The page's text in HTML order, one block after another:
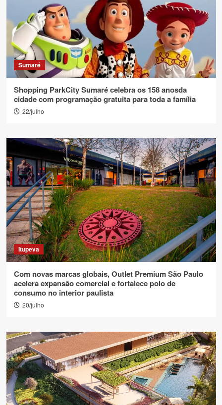
Sumaré
Shopping ParkCity Sumaré celebra os 158 anosda
cidade com programação gratuita para toda a família
22/julho
Itupeva
Com novas marcas globais, Outlet Premium São Paulo
acelera expansão comercial e fortalece polo de
consumo no interior paulista
20/julho